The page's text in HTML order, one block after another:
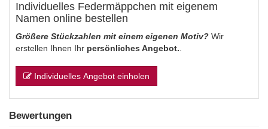
Individuelles Federmäppchen mit eigenem
Namen online bestellen
Größere Stückzahlen mit einem eigenen Motiv? Wir
erstellen Ihnen Ihr persönliches Angebot.
Individuelles Angebot einholen
Bewertungen